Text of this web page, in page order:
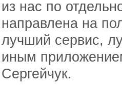
из нас по
направлена на
лучший сервис,
иным
Сергейчук.